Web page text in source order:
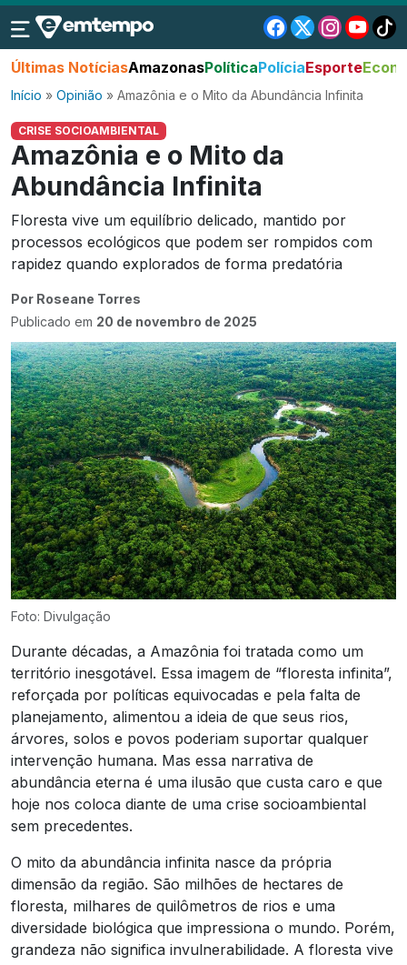
Últimas NotíciasAmazonasPolíticaPolíciaEsporte
Início » Opinião » Amazônia e o Mito da Abundância Infinita
CRISE SOCIOAMBIENTAL
Amazônia e o Mito da
Abundância Infinita
Floresta vive um equilíbrio delicado, mantido por
processos ecológicos que podem ser rompidos com
rapidez quando explorados de forma predatória
Por Roseane Torres
Publicado em 20 de novembro de 2025
Foto: Divulgação
Durante décadas, a Amazônia foi tratada como um
território inesgotável. Essa imagem de “floresta infinita”,
reforçada por políticas equivocadas e pela falta de
planejamento, alimentou a ideia de que seus rios,
árvores, solos e povos poderiam suportar qualquer
intervenção humana. Mas essa narrativa de
abundância eterna é uma ilusão que custa caro e que
hoje nos coloca diante de uma crise socioambiental
sem precedentes.
O mito da abundância infinita nasce da própria
dimensão da região. São milhões de hectares de
floresta, milhares de quilômetros de rios e uma
diversidade biológica que impressiona o mundo. Porém,
grandeza não significa invulnerabilidade. A floresta vive